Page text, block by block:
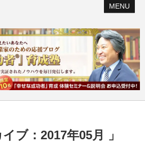
MENU
ブ：2017年05月 」